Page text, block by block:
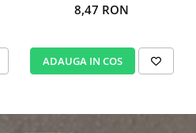
8,47 RON
ADAUGA IN COS